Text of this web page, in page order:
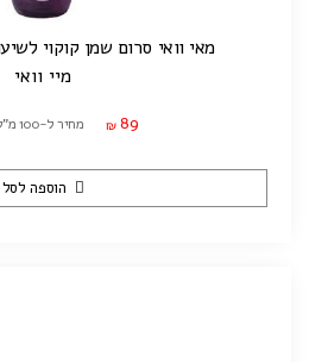
מאי וואי סרום שמן קוקוי לשיער
מיי וואי
₪ 89 מחיר ל-100 מ"ל: ₪71.20
הוספה לסל